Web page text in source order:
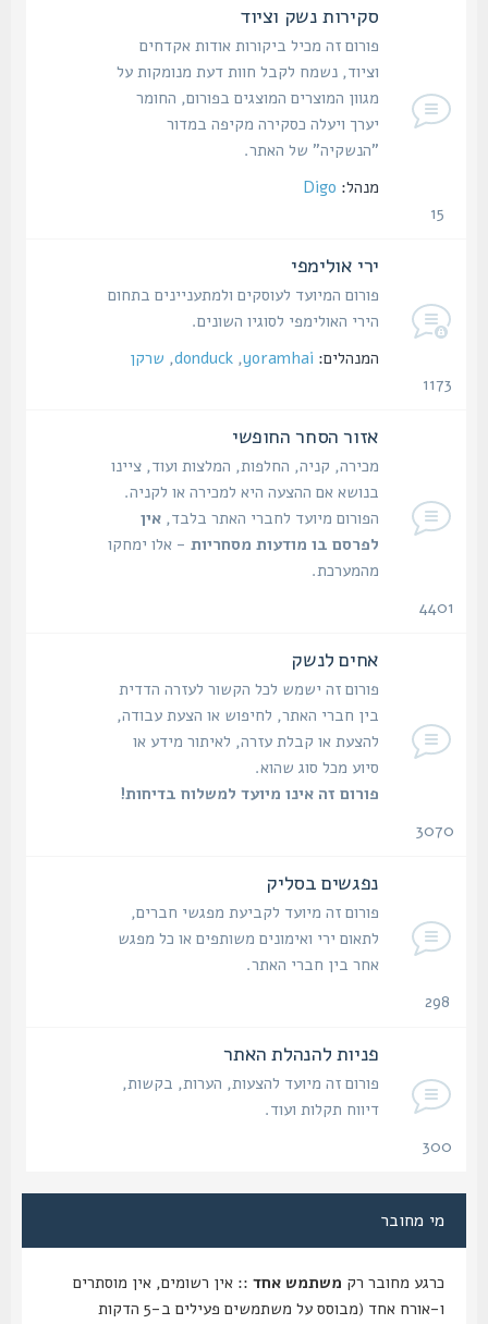
סקירות נשק וציוד
פורום זה מכיל ביקורות אודות אקדחים
וציוד, נשמח לקבל חוות דעת מנומקות על
מגוון המוצרים המוצגים בפורום, החומר
יערך ויעלה כסקירה מקיפה במדור
"הנשקיה" של האתר.
מנהל: Digo
ירי אולימפי
פורום המיועד לעוסקים ולמתעניינים בתחום
הירי האולימפי לסוגיו השונים.
המנהלים: yoramhai
,
donduck
,שרקן
אזור הסחר החופשי
מכירה, קניה, החלפות, המלצות ועוד, ציינו
בנושא אם ההצעה היא למכירה או לקניה.
הפורום מיועד לחברי האתר בלבד,אין
לפרסם בו מודעות מסחריות- אלו ימחקו
מהמערכת.
אחים לנשק
פורום זה ישמש לכל הקשור לעזרה הדדית
בין חברי האתר, לחיפוש או הצעת עבודה,
להצעת או קבלת עזרה, לאיתור מידע או
סיוע מכל סוג שהוא.
פורום זה אינו מיועד למשלוח בדיחות!
3070
נפגשים בסליק
פורום זה מיועד לקביעת מפגשי חברים,
לתאום ירי ואימונים משותפים או כל מפגש
אחר בין חברי האתר.
פניות להנהלת האתר
פורום זה מיועד להצעות, הערות, בקשות,
דיווח תקלות ועוד.
מי מחובר
כרגע מחובר רקמשתמש אחד :: אין רשומים, אין מוסתרים
ו-אורח אחד (מבוסס על משתמשים פעילים ב-5 הדקות